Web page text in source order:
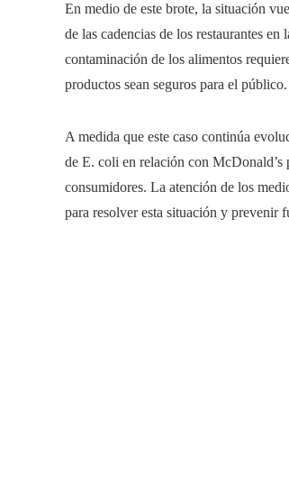
En medio de este brote, la situación
de las cadencias de los restaurantes
contaminación de los alimentos
productos sean seguros para el público.
A medida que este caso continúa
de E. coli en relación con McDonald’s
consumidores. La atención de los
para resolver esta situación y prevenir